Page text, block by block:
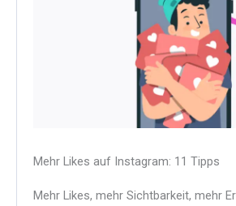
Mehr Likes auf Instagram: 11 Tipps
Mehr Likes, mehr Sichtbarkeit, mehr